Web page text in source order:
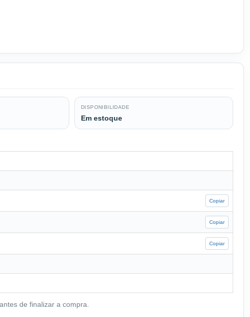
DISPONIBILIDADE
Em estoque
Copiar
Copiar
Copiar
de finalizar a compra.